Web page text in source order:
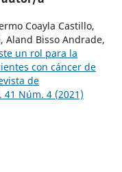
Coayla Castillo,
Aland Bisso Andrade,
un rol para la
con cáncer de
de
Núm. 4 (2021)